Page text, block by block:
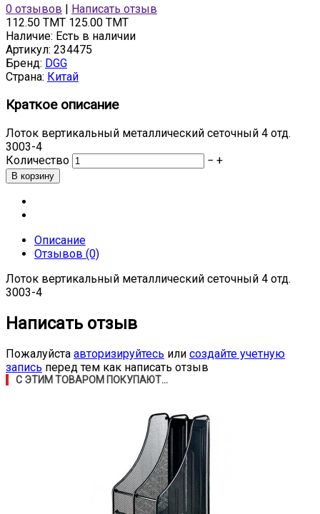
0 отзывов
Написать отзыв
112.50 TMT 125.00 TMT
Наличие: Есть в наличии
Артикул: 234475
Бренд: DGG
Страна: Китай
Краткое описание
Лоток вертикальный металлический сеточный 4 отд.
3003-4
Количество
− +
Описание
Отзывов (0)
Лоток вертикальный металлический сеточный 4 отд.
3003-4
Написать отзыв
Пожалуйста авторизируйтесь или создайте учетную
запись перед тем как написать отзыв
С ЭТИМ ТОВАРОМ ПОКУПАЮТ...